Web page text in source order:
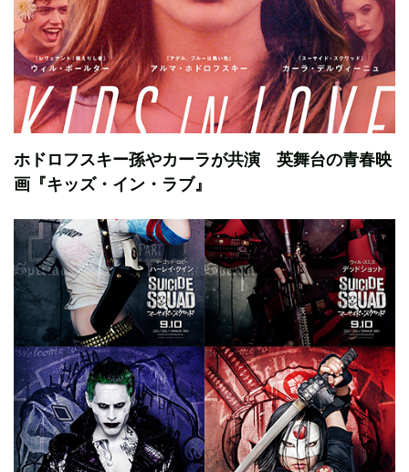
ホドロフスキー孫やカーラが共演 英舞台の青春映
画『キッズ・イン・ラブ』